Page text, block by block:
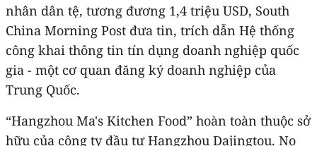
nhân dân tệ, tương đương 1,4 triệu USD, South
China Morning Post đưa tin, trích dẫn Hệ thống
công khai thông tin tín dụng doanh nghiệp quốc
gia - một cơ quan đăng ký doanh nghiệp của
Trung Quốc.
“Hangzhou Ma's Kitchen Food” hoàn toàn thuộc sở
hữu của công ty đầu tư Hangzhou Dajingtou. No